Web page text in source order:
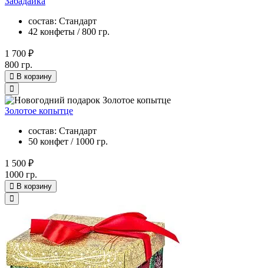
состав: Стандарт
42 конфеты / 800 гр.
1 700 ₽
800 гр.
В корзину
Золотое копытце
состав: Стандарт
50 конфет / 1000 гр.
1 500 ₽
1000 гр.
В корзину